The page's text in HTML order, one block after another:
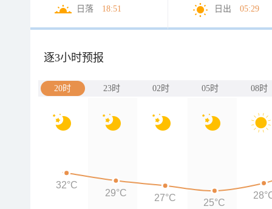
日落 18:51 日出 05:29
逐3小时预报
20时 23时 02时 05时 08时
32°C
29°C 27°C 25°C